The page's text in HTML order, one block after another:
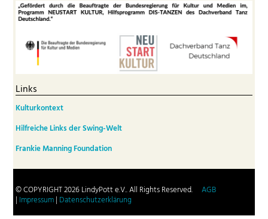
Links
Kulturkontext
Hilfreiche Links der Swing-Welt
Frankie Manning Foundation
© COPYRIGHT 2026 LindyPott e.V.. All Rights Reserved.AGB
| Impressum| Datenschutzerklärung